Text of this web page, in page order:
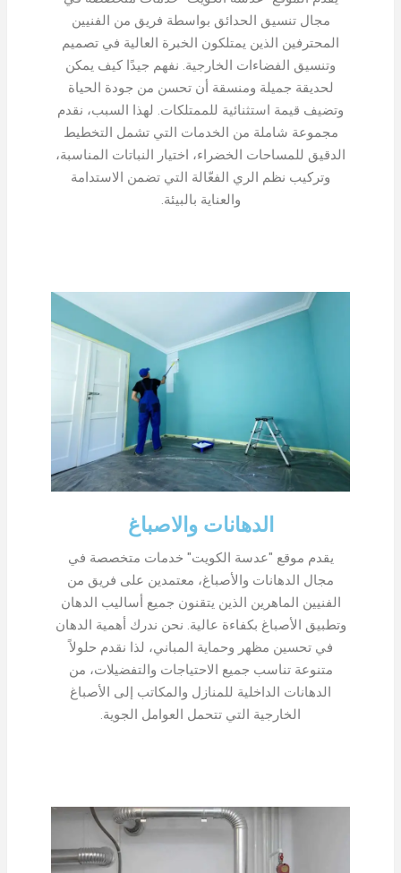
مجال تنسيق الحدائق بواسطة فريق من الفنيين
المحترفين الذين يمتلكون الخبرة العالية في تصميم
وتنسيق الفضاءات الخارجية. نفهم جيدًا كيف يمكن
لحديقة جميلة ومنسقة أن تحسن من جودة الحياة
وتضيف قيمة استثنائية للممتلكات. لهذا السبب، نقدم
مجموعة شاملة من الخدمات التي تشمل التخطيط
الدقيق للمساحات الخضراء، اختيار النباتات المناسبة،
وتركيب نظم الري الفعّالة التي تضمن الاستدامة
والعناية بالبيئة.
الدهانات والاصباغ
يقدم موقع "عدسة الكويت" خدمات متخصصة في
مجال الدهانات والأصباغ، معتمدين على فريق من
الفنيين الماهرين الذين يتقنون جميع أساليب الدهان
وتطبيق الأصباغ بكفاءة عالية. نحن ندرك أهمية الدهان
في تحسين مظهر وحماية المباني، لذا نقدم حلولاً
متنوعة تناسب جميع الاحتياجات والتفضيلات، من
الدهانات الداخلية للمنازل والمكاتب إلى الأصباغ
الخارجية التي تتحمل العوامل الجوية.